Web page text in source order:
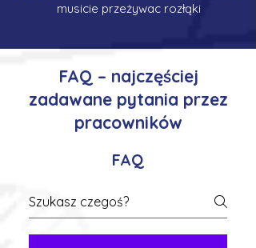
musicie przeżywac rozłąki
FAQ – najczęściej
zadawane pytania przez
pracowników
FAQ